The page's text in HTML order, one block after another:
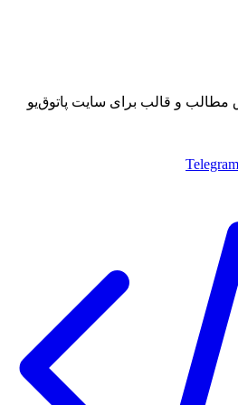
مطالب و قالب برای سایت پاتوق‌یو
Telegram